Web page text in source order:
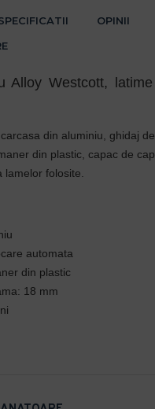
OPINII
Alloy Westcott,
din aluminiu, ghidaj
din plastic, capac de
folosite.
automata
din plastic
18 mm